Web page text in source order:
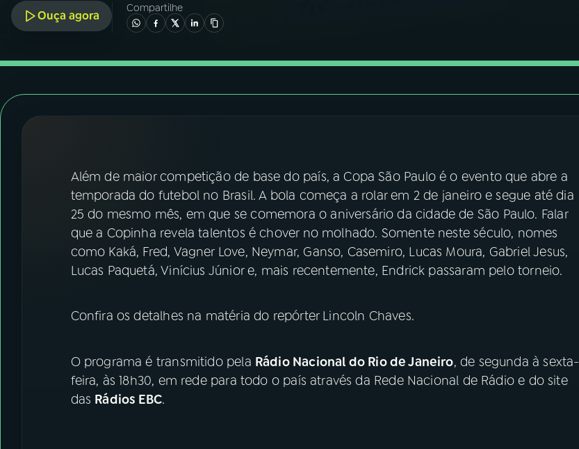
ACOMPANHE A RÁDIO NACIONAL
YouTube Facebook
Instagram X
Ouça agora
Compartilhe
Além de maior competição de base do país, a Copa São Paulo é o evento que abre a
temporada do futebol no Brasil. A bola começa a rolar em 2 de janeiro e segue até dia
25 do mesmo mês, em que se comemora o aniversário da cidade de São Paulo. Falar
que a Copinha revela talentos é chover no molhado. Somente neste século, nomes
como Kaká, Fred, Vagner Love, Neymar, Ganso, Casemiro, Lucas Moura, Gabriel Jesus,
Lucas Paquetá, Vinícius Júnior e, mais recentemente, Endrick passaram pelo torneio.
Confira os detalhes na matéria do repórter Lincoln Chaves.
O programa é transmitido pela Rádio Nacional do Rio de Janeiro, de segunda à sexta-
feira, às 18h30, em rede para todo o país através da Rede Nacional de Rádio e do site
das Rádios EBC.